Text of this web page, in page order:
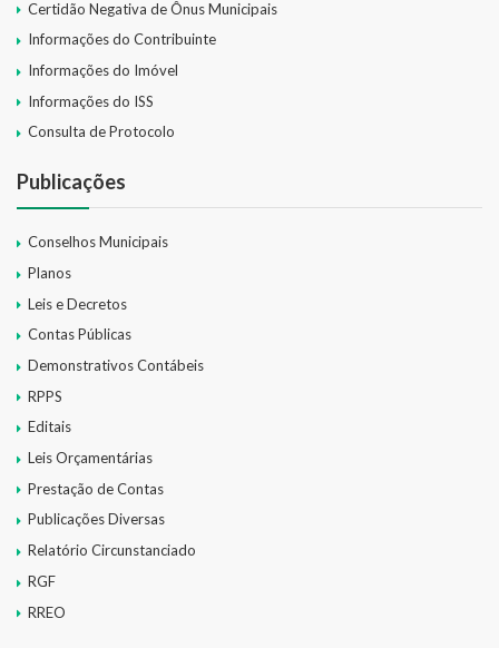
Certidão Negativa de Ônus Municipais
Informações do Contribuinte
Informações do Imóvel
Informações do ISS
Consulta de Protocolo
Publicações
Conselhos Municipais
Planos
Leis e Decretos
Contas Públicas
Demonstrativos Contábeis
RPPS
Editais
Leis Orçamentárias
Prestação de Contas
Publicações Diversas
Relatório Circunstanciado
RGF
RREO